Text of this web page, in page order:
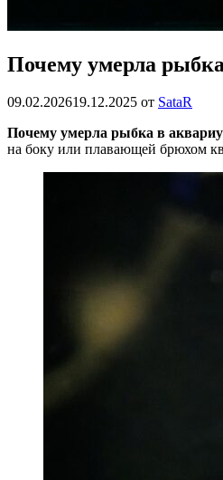
Почему умерла
09.02.202619.12.2025 от SataR
Почему умерла рыбка в
на боку или плавающей брюхом